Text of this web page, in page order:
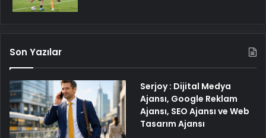
Son Yazılar
Serjoy : Dijital Medya
Ajansı, Google Reklam
Ajansı, SEO Ajansı ve Web
Tasarım Ajansı